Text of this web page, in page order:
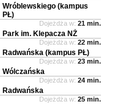
Wróblewskiego (kampus
PŁ)
Dojeżdża w: 21 min.
Park im. Klepacza NŻ
Dojeżdża w: 22 min.
Radwańska (kampus PŁ)
Dojeżdża w: 23 min.
Wólczańska
Dojeżdża w: 24 min.
Radwańska
Dojeżdża w: 25 min.